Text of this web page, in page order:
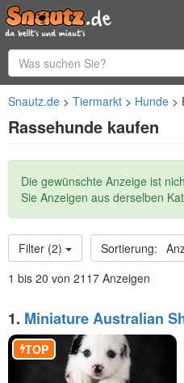
Snautz.de Tiermarkt Hunde
Rassehunde kaufen
Statusmeldung
Die gewünschte Anzeige ist
Sie Anzeigen aus derselben
Filter (2)
1 bis 20 von 2117 Anzeigen
1. Miniature Australian
Papieren
TOP